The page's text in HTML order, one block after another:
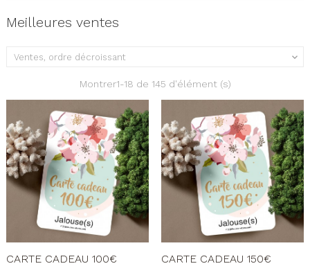
Meilleures ventes
Ventes, ordre décroissant 
Montrer1-18 de 145 d'élément (s)
CARTE CADEAU 100€ CARTE CADEAU 150€